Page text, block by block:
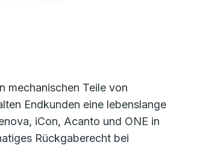
mechanischen Teile von
Endkunden eine lebenslange
iCon, Acanto und ONE in
Rückgaberecht bei